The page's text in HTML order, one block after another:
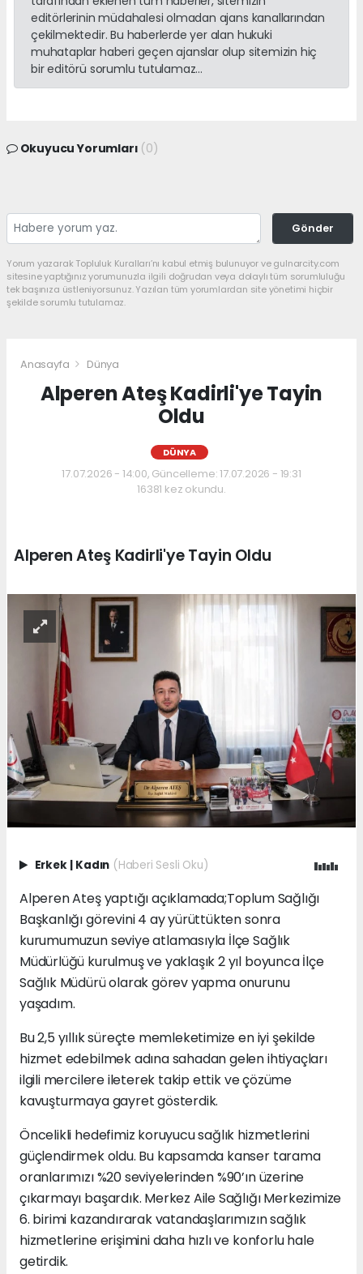
editörlerinin müdahalesi olmadan ajans kanallarından
çekilmektedir. Bu haberlerde yer alan hukuki
muhataplar haberi geçen ajanslar olup sitemizin hiç
bir editörü sorumlu tutulamaz...
Okuyucu Yorumları (0)
Gönder
Yorum yazarak Topluluk Kuralları’nı kabul etmiş bulunuyor ve gulnarcity.com
sitesine yaptığınız yorumunuzla ilgili doğrudan veya dolaylı tüm sorumluluğu
tek başınıza üstleniyorsunuz. Yazılan tüm yorumlardan site yönetimi hiçbir
şekilde sorumlu tutulamaz.
Anasayfa Dünya
Alperen Ateş Kadirli'ye Tayin
Oldu
DÜNYA
17.07.2026 - 14:00, Güncelleme: 17.07.2026 - 19:31
16381 kez okundu.
Alperen Ateş Kadirli'ye Tayin Oldu
Erkek | Kadın (Haberi Sesli Oku)
Alperen Ateş yaptığı açıklamada;Toplum Sağlığı
Başkanlığı görevini 4 ay yürüttükten sonra
kurumumuzun seviye atlamasıyla İlçe Sağlık
Müdürlüğü kurulmuş ve yaklaşık 2 yıl boyunca İlçe
Sağlık Müdürü olarak görev yapma onurunu
yaşadım.
Bu 2,5 yıllık süreçte memleketimize en iyi şekilde
hizmet edebilmek adına sahadan gelen ihtiyaçları
ilgili mercilere ileterek takip ettik ve çözüme
kavuşturmaya gayret gösterdik.
Öncelikli hedefimiz koruyucu sağlık hizmetlerini
güçlendirmek oldu. Bu kapsamda kanser tarama
oranlarımızı %20 seviyelerinden %90’ın üzerine
çıkarmayı başardık. Merkez Aile Sağlığı Merkezimize
6. birimi kazandırarak vatandaşlarımızın sağlık
hizmetlerine erişimini daha hızlı ve konforlu hale
getirdik.